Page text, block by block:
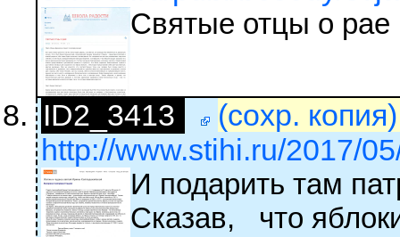
Святые отцы о рае
ID2_3413
(сохр.
http://www.stihi.ru/2017/
И подарить там
Сказав, что